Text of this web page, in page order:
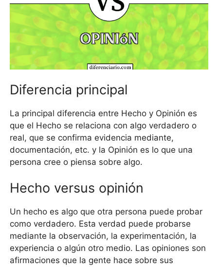
Diferencia principal
La principal diferencia entre Hecho y Opinión es
que el Hecho se relaciona con algo verdadero o
real, que se confirma evidencia mediante,
documentación, etc. y la Opinión es lo que una
persona cree o piensa sobre algo.
Hecho versus opinión
Un hecho es algo que otra persona puede probar
como verdadero. Esta verdad puede probarse
mediante la observación, la experimentación, la
experiencia o algún otro medio. Las opiniones son
afirmaciones que la gente hace sobre sus